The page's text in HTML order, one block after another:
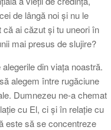
de lângă noi și nu le
ai căzut și tu uneori în
mai presus de slujire?
din viața noastră.
alegem între rugăciune
Dumnezeu ne-a chemat
cu El, ci și în relație cu
este să se concentreze